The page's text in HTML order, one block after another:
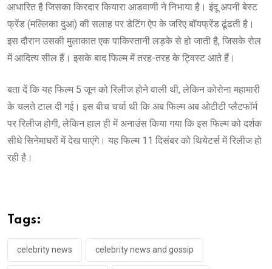
आधारित है जिसका किरदार कियारा आडवाणी ने निभाया है। इंदू अपनी बेस्ट
फ्रेंड (मल्लिका दुआ) की सलाह पर डेटिंग ऐप के जरिए बॉयफ्रेंड ढूंढती है।
इस दौरान उसकी मुलाकात एक पाकिस्तानी लड़के से हो जाती है, जिसके रोल
में आदित्य सील हैं। इसके बाद फिल्म में तरह-तरह के ट्विस्ट आते हैं।
बता दें कि यह फिल्म 5 जून को रिलीज होने वाली थी, लेकिन कोरोना महामारी
के चलते टाल दी गई। इस बीच चर्चा थी कि अब फिल्म अब ओटीटी प्लैटफॉर्म
पर रिलीज होगी, लेकिन हाल ही में अनाउंस किया गया कि इस फिल्म को दर्शक
सीधे सिनेमाघरों में देख पाएंगे। यह फिल्म 11 दिसंबर को थियेटर्स में रिलीज हो
रही है।
Tags:
celebrity news celebrity news and gossip